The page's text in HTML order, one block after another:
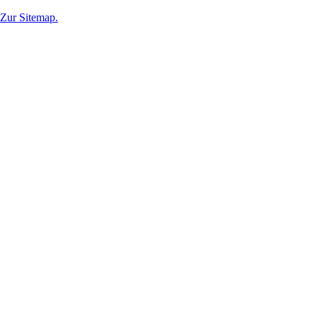
Zur Sitemap.